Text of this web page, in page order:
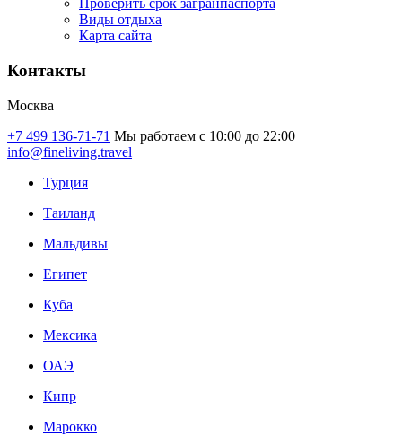
Проверить срок загранпаспорта
Виды отдыха
Карта сайта
Контакты
Москва
+7 499 136-71-71 Мы работаем с 10:00 до 22:00
info@fineliving.travel
Турция
Таиланд
Мальдивы
Египет
Куба
Мексика
ОАЭ
Кипр
Марокко